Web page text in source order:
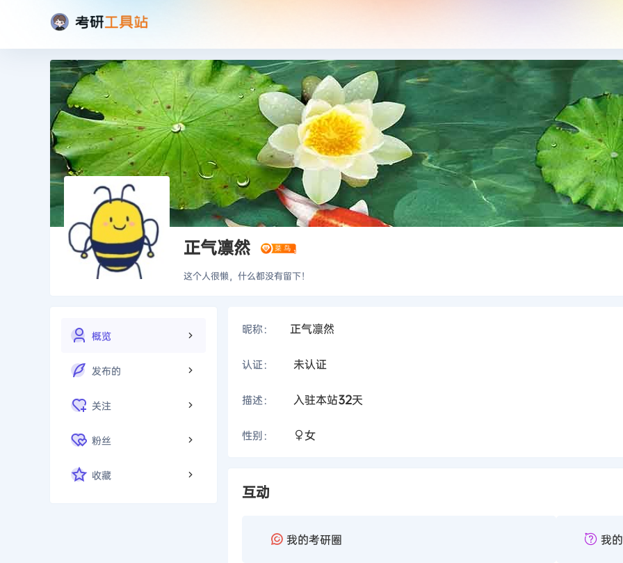
正气凛然
这个人很懒，什么都没有留下！
概览
发布的
关注
粉丝
收藏
昵称： 正气凛然
认证： 未认证
描述： 入驻本站32天
性别： 女
互动
我的考研圈 我